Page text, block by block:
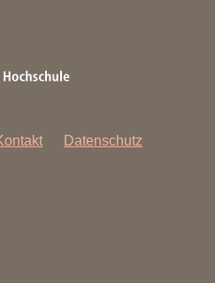
Datenschutz